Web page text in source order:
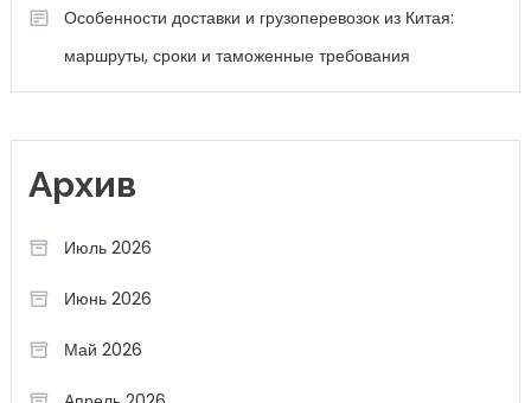
Особенности доставки и грузоперевозок из Китая:
маршруты, сроки и таможенные требования
Архив
Июль 2026
Июнь 2026
Май 2026